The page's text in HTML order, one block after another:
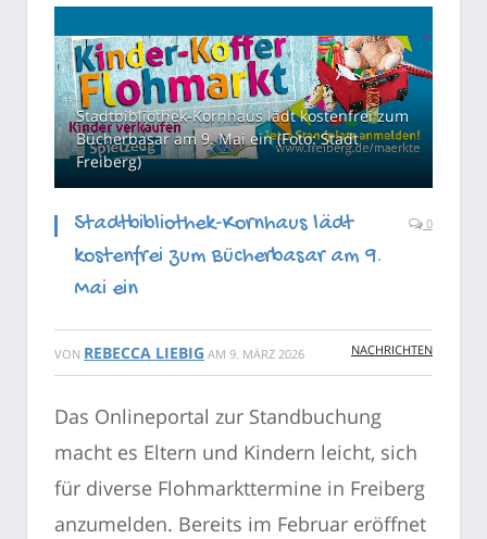
Stadtbibliothek-Kornhaus lädt kostenfrei zum
Bücherbasar am 9. Mai ein (Foto: Stadt
Freiberg)
Stadtbibliothek-Kornhaus lädt
kostenfrei zum Bücherbasar am 9.
Mai ein
0
VON REBECCA LIEBIG AM 9. MÄRZ 2026 NACHRICHTEN
Das Onlineportal zur Standbuchung
macht es Eltern und Kindern leicht, sich
für diverse Flohmarkttermine in Freiberg
anzumelden. Bereits im Februar eröffnet